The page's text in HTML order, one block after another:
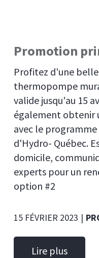
Promotion
Profitez d'une
thermopompe
valide jusqu'au 15
également obtenir
avec le
d'Hydro- Québec.
domicile,
experts pour un
option #2
15 FÉVRIER 2023 |
Lire plus